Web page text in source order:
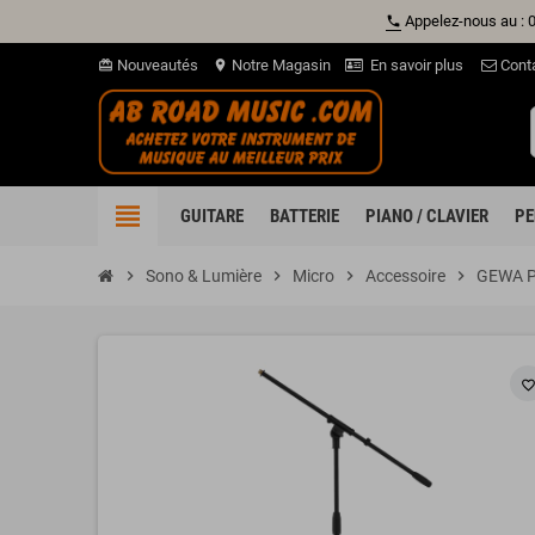
phone Appelez-nous au :
card_giftcard Nouveautés location_on Notre Magasin En savoir plus
view_headline GUITARE BATTERIE PIANO / CLAVIER
chevron_right Sono & Lumière chevron_right Micro chevron_right Accessoire chevron_right GEWA
favorite_border